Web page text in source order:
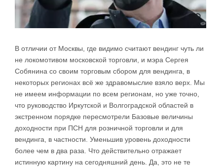
В отличии от Москвы, где видимо считают вендинг чуть ли
не локомотивом московской торговли, и мэра Сергея
Собянина со своим торговым сбором для вендинга, в
некоторых регионах всё же здравомыслие взяло верх. Мы
не имеем информации по всем регионам, но уже точно,
что руководство Иркутской и Волгоградской областей в
экстренном порядке пересмотрели Базовые величины
доходности при ПСН для розничной торговли и для
вендинга, в частности. Уменьшив уровень доходности
более чем в два раза. Что действительно отражает
истинную картину на сегодняшний день. Да, это не те